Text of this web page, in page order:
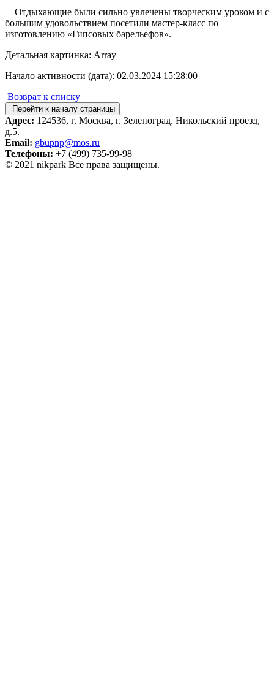
Отдыхающие были сильно увлечены творческим уроком и с
большим удовольствием посетили мастер-класс по
изготовлению «Гипсовых барельефов».
Детальная картинка: Array
Начало активности (дата): 02.03.2024 15:28:00
Возврат к списку
Перейти к началу страницы
Адрес: 124536, г. Москва, г. Зеленоград. Никольский проезд,
д.5.
Email: gbupnp@mos.ru
Телефоны: +7 (499) 735-99-98
© 2021 nikpark Все права защищены.